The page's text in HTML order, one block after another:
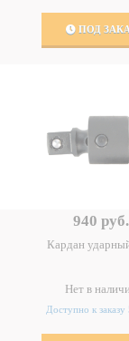
ПОД
940 руб.
Кардан
Нет в
Доступно к заказу